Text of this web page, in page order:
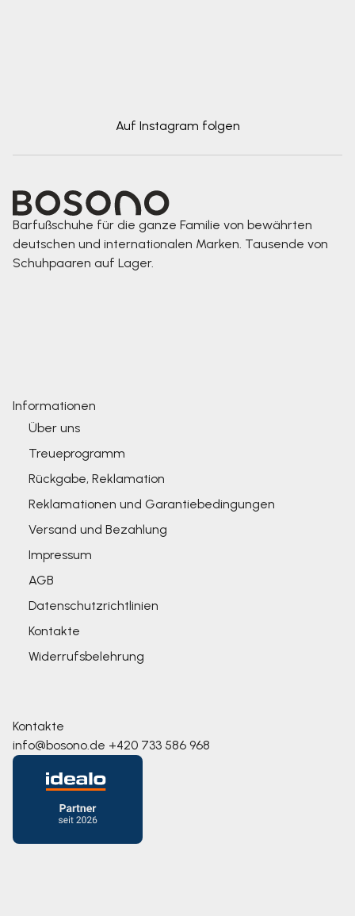
Auf Instagram folgen
Barfußschuhe für die ganze Familie von bewährten
deutschen und internationalen Marken. Tausende von
Schuhpaaren auf Lager.
Informationen
Über uns
Treueprogramm
Rückgabe, Reklamation
Reklamationen und Garantiebedingungen
Versand und Bezahlung
Impressum
AGB
Datenschutzrichtlinien
Kontakte
Widerrufsbelehrung
Kontakte
info@bosono.de +420 733 586 968